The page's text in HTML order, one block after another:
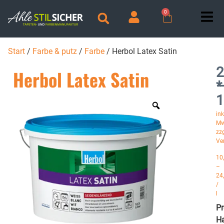
0
Start / Farbe & putz / Farbe / Herbol Latex Satin
Herbol Latex Satin *
–
/
l